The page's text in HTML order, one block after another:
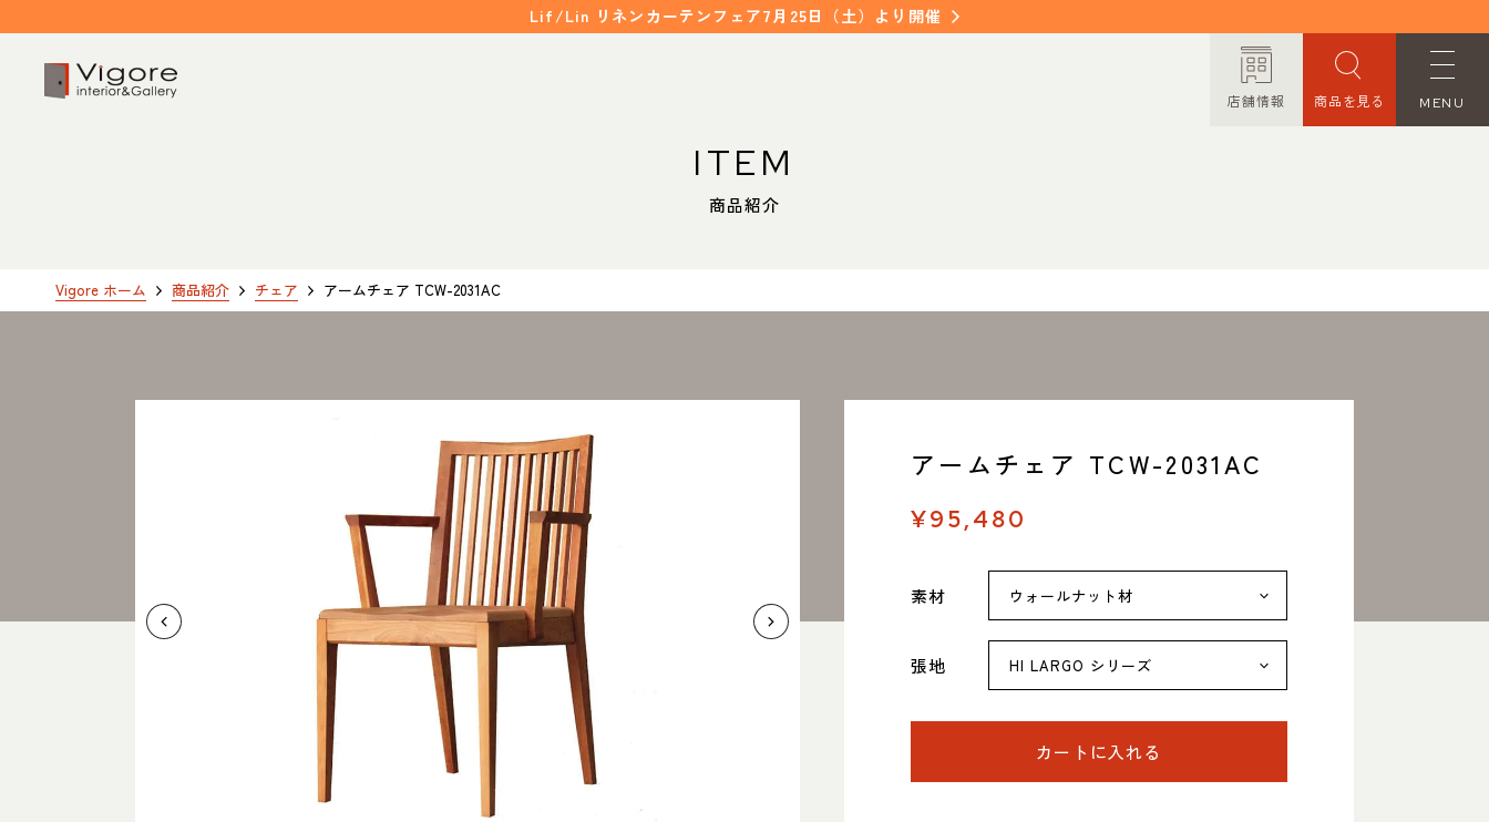
Lif/Lin リネンカーテンフェア7月25日（土）より開催
店舗情報 商品を見る MENU
EVENT / NEWS
イベント/ニュース
CONCEPT
よくあるご質問
COLUMN
お問い合わせ
TRANSACTION
特定商取引法に基づく表記
中川店
〒454-0825 名古屋市中川区好本町1-
107
Google map
平日 11：00～18：00
土・日・祝 11：00～19：00
水曜日（祝日は営業）
名東店
住所
〒465-0057 名古屋市名東区陸前町26
平日 11：00～18：00
土・日・祝 11：00～19：00
ITEM
商品紹介
Vigore ホーム 商品紹介 チェア アームチェア TCW-2031AC
アームチェア TCW-2031AC
¥95,480
素材
張地
カートに入れる